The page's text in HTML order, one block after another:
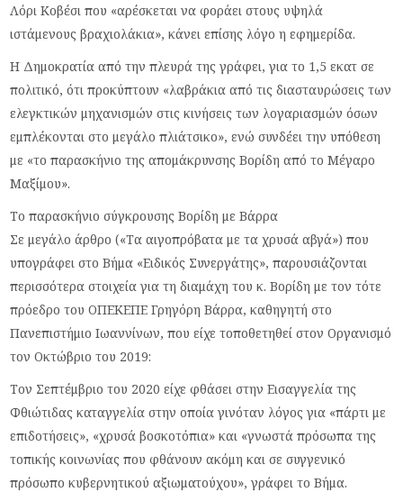
Λόρι Κοβέσι που «αρέσκεται να φοράει στους υψηλά
ιστάμενους βραχιολάκια», κάνει επίσης λόγο η εφημερίδα.
Η Δημοκρατία από την πλευρά της γράφει, για το 1,5 εκατ σε
πολιτικό, ότι προκύπτουν «λαβράκια από τις διασταυρώσεις των
ελεγκτικών μηχανισμών στις κινήσεις των λογαριασμών όσων
εμπλέκονται στο μεγάλο πλιάτσικο», ενώ συνδέει την υπόθεση
με «το παρασκήνιο της απομάκρυνσης Βορίδη από το Μέγαρο
Μαξίμου».
Το παρασκήνιο σύγκρουσης Βορίδη με Βάρρα
Σε μεγάλο άρθρο («Τα αιγοπρόβατα με τα χρυσά αβγά») που
υπογράφει στο Βήμα «Ειδικός Συνεργάτης», παρουσιάζονται
περισσότερα στοιχεία για τη διαμάχη του κ. Βορίδη με τον τότε
πρόεδρο του ΟΠΕΚΕΠΕ Γρηγόρη Βάρρα, καθηγητή στο
Πανεπιστήμιο Ιωαννίνων, που είχε τοποθετηθεί στον Οργανισμό
τον Οκτώβριο του 2019:
Τον Σεπτέμβριο του 2020 είχε φθάσει στην Εισαγγελία της
Φθιώτιδας καταγγελία στην οποία γινόταν λόγος για «πάρτι με
επιδοτήσεις», «χρυσά βοσκοτόπια» και «γνωστά πρόσωπα της
τοπικής κοινωνίας που φθάνουν ακόμη και σε συγγενικό
πρόσωπο κυβερνητικού αξιωματούχου», γράφει το Βήμα.